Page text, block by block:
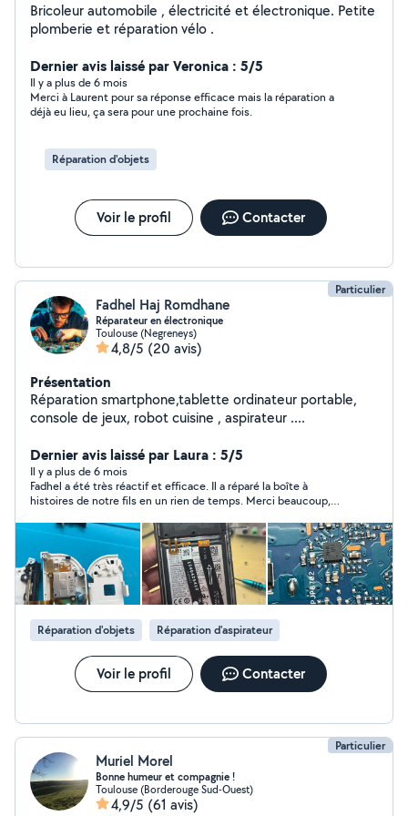
Bricoleur automobile , électricité et électronique. Petite
plomberie et réparation vélo .
Dernier avis laissé par Veronica : 5/5
Il y a plus de 6 mois
Merci à Laurent pour sa réponse efficace mais la réparation a
déjà eu lieu, ça sera pour une prochaine fois.
Réparation d'objets
Voir le profil Contacter
Particulier
Fadhel Haj Romdhane
Réparateur en électronique
Toulouse (Negreneys)
4,8/5 (20 avis)
Présentation
Réparation smartphone,tablette ordinateur portable,
console de jeux, robot cuisine , aspirateur ....
Dernier avis laissé par Laura : 5/5
Il y a plus de 6 mois
Fadhel a été très réactif et efficace. Il a réparé la boîte à
histoires de notre fils en un rien de temps. Merci beaucoup,
Réparation d'objets Réparation d'aspirateur
Voir le profil Contacter
Particulier
Muriel Morel
Bonne humeur et compagnie !
Toulouse (Borderouge Sud-Ouest)
4,9/5 (61 avis)